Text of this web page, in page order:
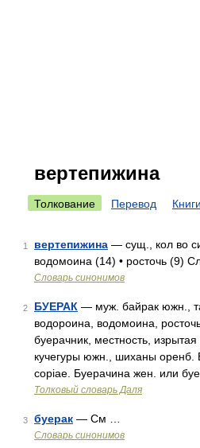
вертепижина
Толкование Перевод Книги
1 вертепижина — сущ., кол во
водомоина (14) • росточь (9)
Словарь синонимов
2 БУЕРАК — муж. байрак южн.,
водороина, водомоина,
буерачник, местность,
кучегуры южн., шиханы оренб.
copiae. Буерачина жен. или
Толковый словарь Даля
3 буерак — См …
Словарь синонимов